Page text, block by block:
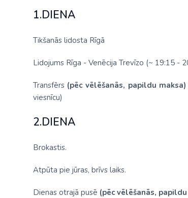
1.DIENA
Tikšanās lidosta Rīgā
Lidojums Rīga - Venēcija Trevīzo (~ 19:15 -
Transfērs (pēc vēlēšanās, papildu maksa)
viesnīcu)
2.DIENA
Brokastis.
Atpūta pie jūras, brīvs laiks.
Dienas otrajā pusē (pēc vēlēšanās,